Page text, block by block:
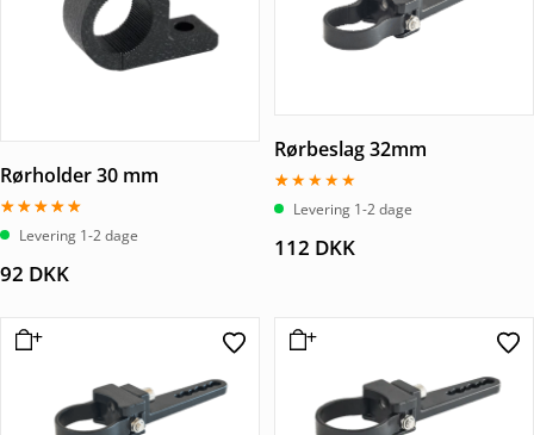
Rørholder 30 mm
Vurderet
5.00Levering 1-2 dage
92 DKK
Rørbeslag 32mm
Vurderet
1.00
af
Levering 1-2 dage
112 DKK